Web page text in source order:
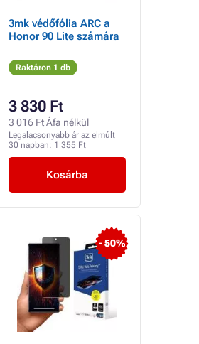
3mk védőfólia ARC a
Honor 90 Lite számára
Raktáron 1 db
3 830 Ft
3 016 Ft Áfa nélkül
Legalacsonyabb ár az elmúlt
30 napban: 1 355 Ft
Kosárba
- 50%